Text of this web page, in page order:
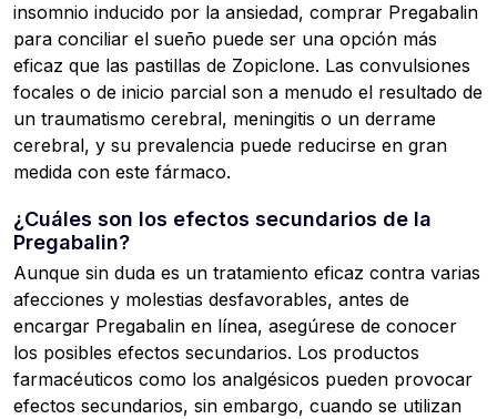
insomnio inducido por la ansiedad, comprar Pregabalin
para conciliar el sueño puede ser una opción más
eficaz que las pastillas de Zopiclone. Las convulsiones
focales o de inicio parcial son a menudo el resultado de
un traumatismo cerebral, meningitis o un derrame
cerebral, y su prevalencia puede reducirse en gran
medida con este fármaco.
¿Cuáles son los efectos secundarios de la
Pregabalin?
Aunque sin duda es un tratamiento eficaz contra varias
afecciones y molestias desfavorables, antes de
encargar Pregabalin en línea, asegúrese de conocer
los posibles efectos secundarios. Los productos
farmacéuticos como los analgésicos pueden provocar
efectos secundarios, sin embargo, cuando se utilizan